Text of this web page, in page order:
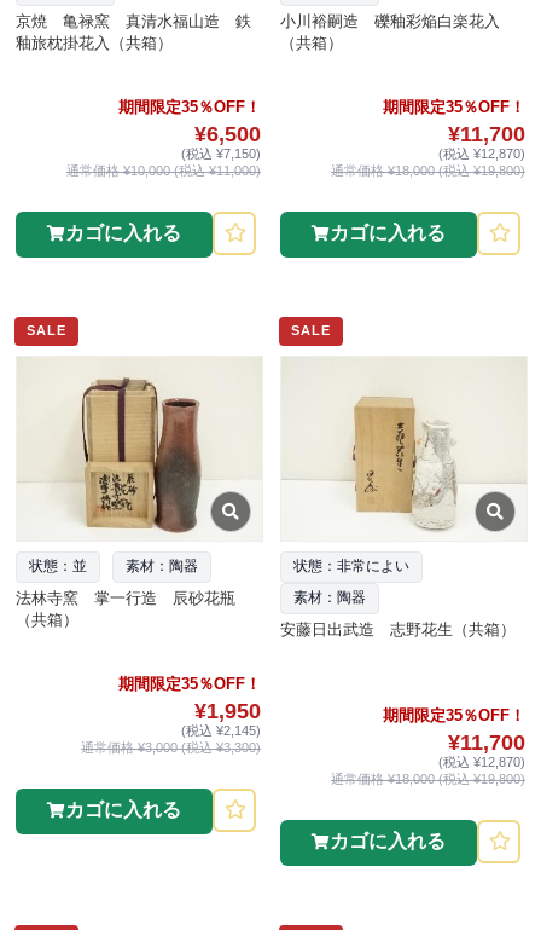
京焼 亀禄窯 真清水福山造 鉄
釉旅枕掛花入（共箱）
期間限定35％OFF！
¥6,500
(税込 ¥7,150)
通常価格 ¥10,000 (税込 ¥11,000)
カゴに入れる
小川裕嗣造 礫釉彩焔白楽花入
（共箱）
期間限定35％OFF！
¥11,700
(税込 ¥12,870)
通常価格 ¥18,000 (税込 ¥19,800)
カゴに入れる
SALE
状態：並 素材：陶器
法林寺窯 掌一行造 辰砂花瓶
（共箱）
期間限定35％OFF！
¥1,950
(税込 ¥2,145)
通常価格 ¥3,000 (税込 ¥3,300)
カゴに入れる
SALE
状態：非常によい
素材：陶器
安藤日出武造 志野花生（共箱）
期間限定35％OFF！
¥11,700
(税込 ¥12,870)
通常価格 ¥18,000 (税込 ¥19,800)
カゴに入れる